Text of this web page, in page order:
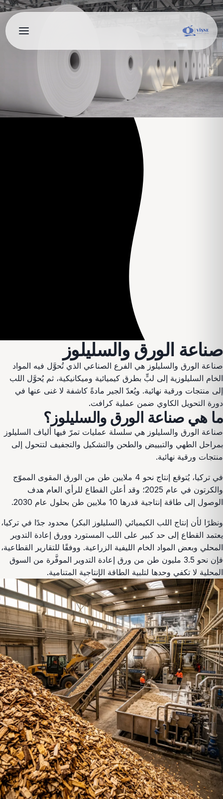
صناعة الورق والسليلوز
صناعة الورق والسليلوز هي الفرع الصناعي الذي تُحوَّل فيه المواد
الخام السليلوزية إلى لبٍّ بطرق كيميائية وميكانيكية، ثم يُحوَّل اللب
إلى منتجات ورقية نهائية. ويُعدّ الجير مادةً كاشفة لا غنى عنها في
دورة التحويل الكاوي ضمن عملية كرافت.
ما هي صناعة الورق والسليلوز؟
صناعة الورق والسليلوز هي سلسلة عمليات تمرّ فيها ألياف السليلوز
بمراحل الطهي والتبييض والطحن والتشكيل والتجفيف لتتحول إلى
منتجات ورقية نهائية.
في تركيا، يُتوقع إنتاج نحو 4 ملايين طن من الورق المقوى المموّج
والكرتون في عام 2025؛ وقد أعلن القطاع للرأي العام هدف
الوصول إلى طاقة إنتاجية قدرها 10 ملايين طن بحلول عام 2030.
ونظرًا لأن إنتاج اللب الكيميائي (السليلوز البكر) محدود جدًا في تركيا،
يعتمد القطاع إلى حد كبير على اللب المستورد وورق إعادة التدوير
المحلي وبعض المواد الخام الليفية الزراعية. ووفقًا للتقارير القطاعية،
فإن نحو 3.5 مليون طن من ورق إعادة التدوير الموفَّرة من السوق
المحلية لا تكفي وحدها لتلبية الطاقة الإنتاجية المتنامية.